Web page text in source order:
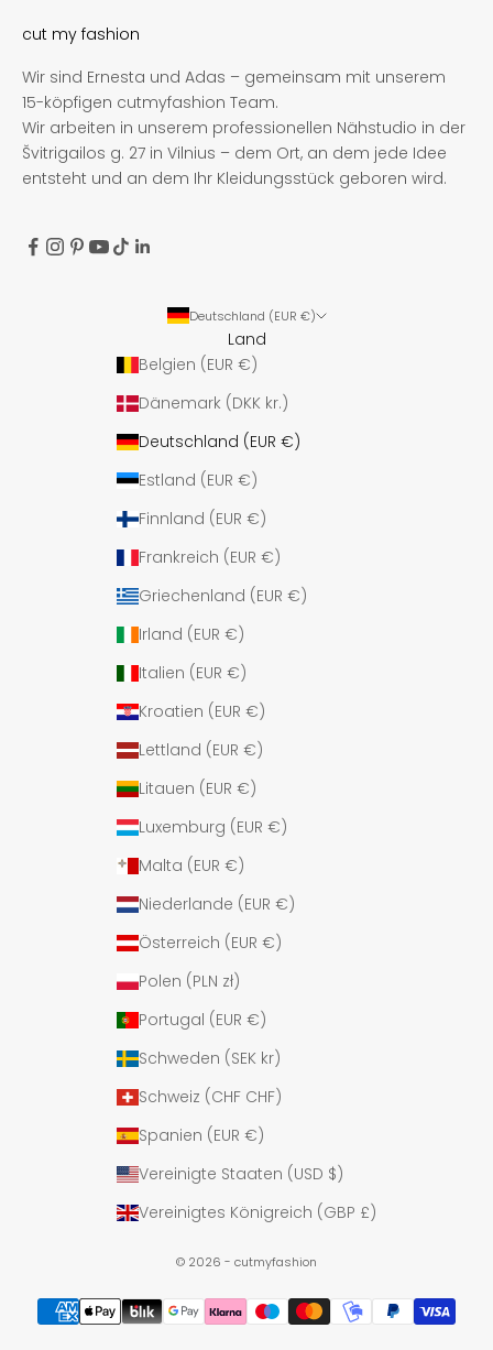
cut my fashion
Wir sind Ernesta und Adas – gemeinsam mit unserem
15-köpfigen cutmyfashion Team.
Wir arbeiten in unserem professionellen Nähstudio in der
Švitrigailos g. 27 in Vilnius – dem Ort, an dem jede Idee
entsteht und an dem Ihr Kleidungsstück geboren wird.
Deutschland (EUR €)
Land
Belgien (EUR €)
Dänemark (DKK kr.)
Deutschland (EUR €)
Estland (EUR €)
Finnland (EUR €)
Frankreich (EUR €)
Griechenland (EUR €)
Irland (EUR €)
Italien (EUR €)
Kroatien (EUR €)
Lettland (EUR €)
Litauen (EUR €)
Luxemburg (EUR €)
Malta (EUR €)
Niederlande (EUR €)
Österreich (EUR €)
Polen (PLN zł)
Portugal (EUR €)
Schweden (SEK kr)
Schweiz (CHF CHF)
Spanien (EUR €)
Vereinigte Staaten (USD $)
Vereinigtes Königreich (GBP £)
© 2026 - cutmyfashion